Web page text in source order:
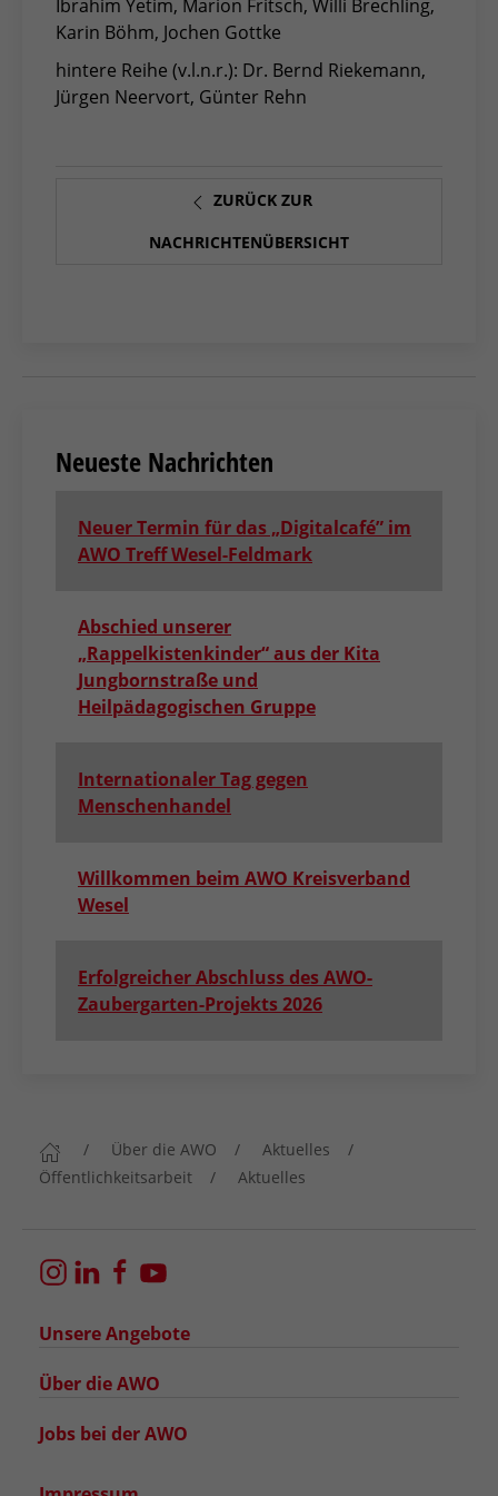
Ibrahim Yetim, Marion Fritsch, Willi Brechling,
Karin Böhm, Jochen Gottke
hintere Reihe (v.l.n.r.): Dr. Bernd Riekemann,
Jürgen Neervort, Günter Rehn
ZURÜCK ZUR
NACHRICHTENÜBERSICHT
Neueste Nachrichten
Neuer Termin für das „Digitalcafé” im
AWO Treff Wesel-Feldmark
Abschied unserer
„Rappelkistenkinder“ aus der Kita
Jungbornstraße und
Heilpädagogischen Gruppe
Internationaler Tag gegen
Menschenhandel
Willkommen beim AWO Kreisverband
Wesel
Erfolgreicher Abschluss des AWO-
Zaubergarten-Projekts 2026
Über die AWO
Aktuelles
Öffentlichkeitsarbeit
Aktuelles
Unsere Angebote
Über die AWO
Jobs bei der AWO